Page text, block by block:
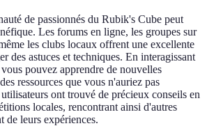
de passionnés du Rubik's Cube peut
Les forums en ligne, les groupes sur
les clubs locaux offrent une excellente
des astuces et techniques. En interagissant
pouvez apprendre de nouvelles
ressources que vous n'auriez pas
ont trouvé de précieux conseils en
locales, rencontrant ainsi d'autres
de leurs expériences.